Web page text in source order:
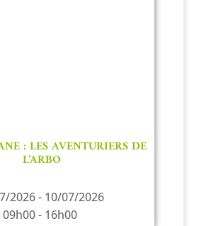
: LES AVENTURIERS DE
L’ARBO
2026 - 10/07/2026
09h00 - 16h00